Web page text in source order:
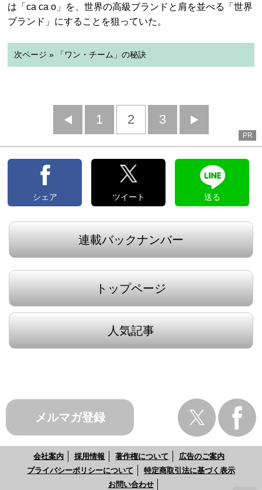
は「ca ca o」を、世界の高級ブランドと肩を並べる「世界
ブランド」にすることを狙っていた。
次ページ » 「ワン・チーム」の秘訣
前
へ
1 2 3
へ
PR
シェア ツイート 送る
連載バックナンバー
トップページ
人気記事
メルマガ登録
会社案内 採用情報 著作権について
広告のご案内
プライバシーポリシーについて
特定商取引法に基づく表示
お問い合わせ